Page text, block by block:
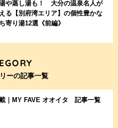
や蒸し湯も！ 大分の温泉名人が
る【別府湾エリア】の個性豊かな
寄り湯12選《前編》
ーの記事一覧
｜MY FAVE オオイタ 記事一覧